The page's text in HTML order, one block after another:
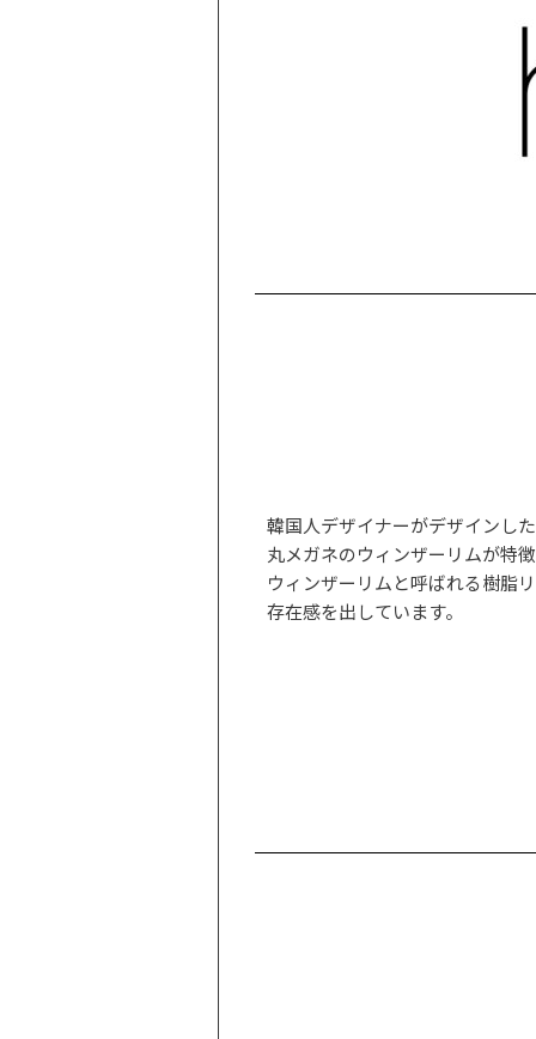
韓国人デザイナーがデザインし
丸メガネのウィンザーリムが特
ウィンザーリムと呼ばれる樹脂
存在感を出しています。